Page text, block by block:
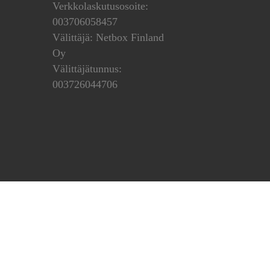
Verkkolaskutusosoite:
003706058457
Välittäjä: Netbox Finland
Oy
Välittäjätunnus:
003726044706